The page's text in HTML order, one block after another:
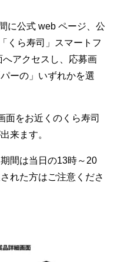
に公式 web ページ、公
くら寿司」スマートフ
アクセスし、応募画
ーの」いずれかを選
面をお近くのくら寿司
来ます。
間は当日の13時～20
れた方はご注意くださ